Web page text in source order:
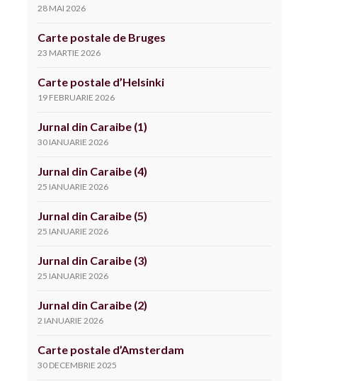
28 MAI 2026
Carte postale de Bruges
23 MARTIE 2026
Carte postale d’Helsinki
19 FEBRUARIE 2026
Jurnal din Caraibe (1)
30 IANUARIE 2026
Jurnal din Caraibe (4)
25 IANUARIE 2026
Jurnal din Caraibe (5)
25 IANUARIE 2026
Jurnal din Caraibe (3)
25 IANUARIE 2026
Jurnal din Caraibe (2)
2 IANUARIE 2026
Carte postale d’Amsterdam
30 DECEMBRIE 2025